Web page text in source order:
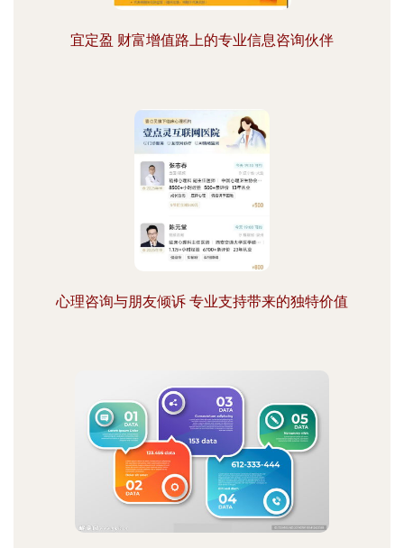
宜定盈 财富增值路上的专业信息咨询伙伴
心理咨询与朋友倾诉 专业支持带来的独特价值